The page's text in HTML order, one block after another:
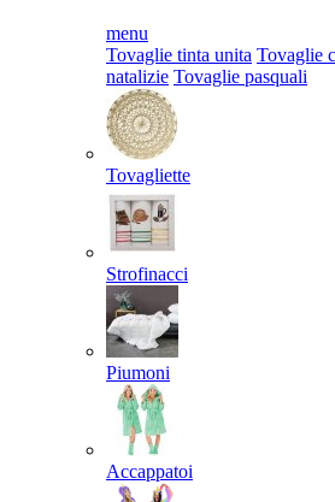
menu
Tovaglie tinta unita Tovaglie
natalizie Tovaglie pasquali
Tovagliette
Strofinacci
Piumoni
Accappatoi